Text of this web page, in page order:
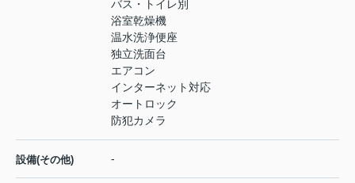
バス・トイレ別
浴室乾燥機
温水洗浄便座
独立洗面台
エアコン
インターネット対応
オートロック
防犯カメラ
設備(その他) -